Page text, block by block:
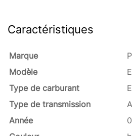
Caractéristiques
Marque
Modèle
Type de carburant
Type de transmission
Année